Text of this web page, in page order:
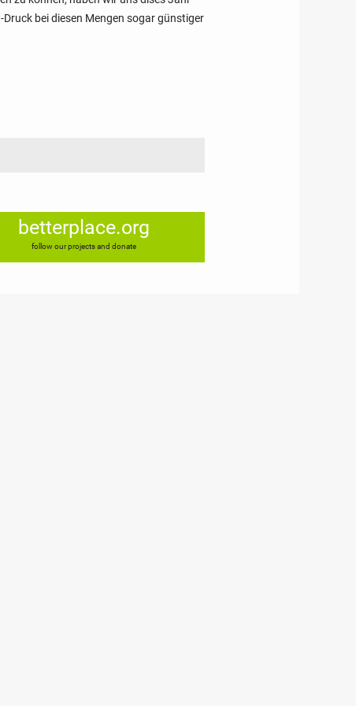
bei diesen Mengen sogar günstiger
betterplace.org
follow our projects and donate